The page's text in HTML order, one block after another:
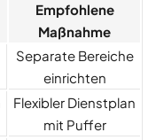
Empfohlene
Maßnahme
Separate Bereiche
einrichten
Flexibler Dienstplan
mit Puffer